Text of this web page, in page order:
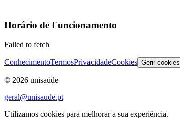
Horário de Funcionamento
Failed to fetch
ConhecimentoTermosPrivacidadeCookies Gerir cookies
© 2026 unisaúde
geral@unisaude.pt
Utilizamos cookies para melhorar a sua experiência.